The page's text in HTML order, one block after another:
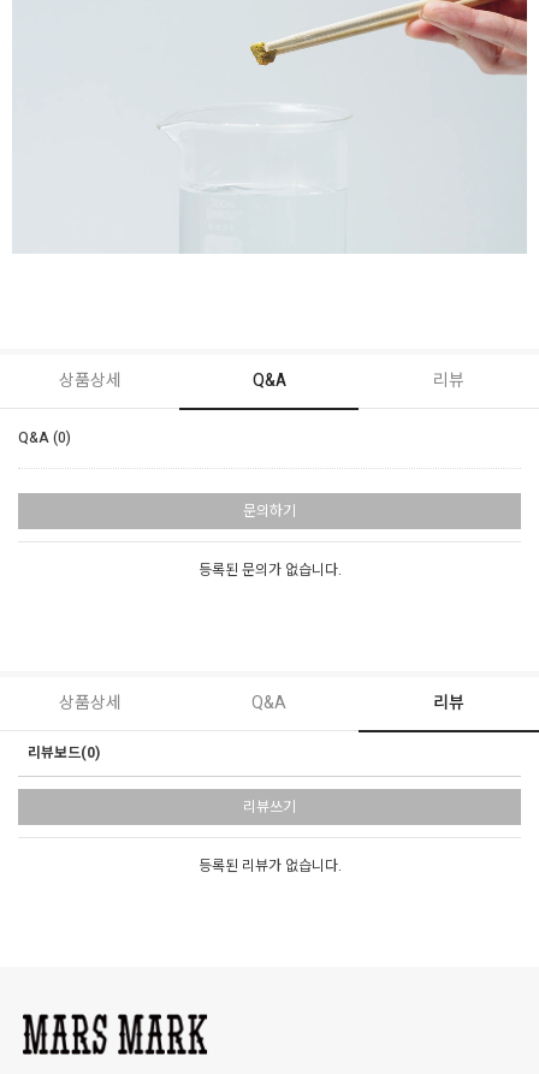
상품상세 Q&A 리뷰
Q&A (0)
문의하기
등록된 문의가 없습니다.
상품상세 Q&A 리뷰
리뷰보드(0)
리뷰쓰기
등록된 리뷰가 없습니다.